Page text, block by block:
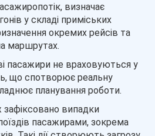
визначає
у складі приміських
окремих рейсів та
маршрутах.
пасажири не враховуються у
що спотворює реальну
планування роботи.
випадки
пасажирами, зокрема